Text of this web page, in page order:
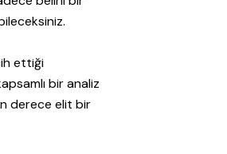
ettiği
bir analiz
derece elit bir